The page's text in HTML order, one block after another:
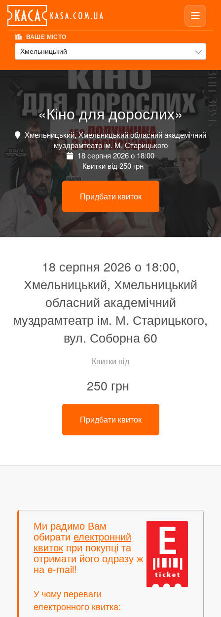
ВАШЕ МІСТО
Хмельницький
«Кіно для дорослих»
Хмельницький, Хмельницький обласний академічний
муздрамтеатр ім. М. Старицького
18 серпня 2026 о 18:00
Квитки від 250 грн
Придбати квиток
18 серпня 2026 о 18:00,
Хмельницький, Хмельницький
обласний академічний
муздрамтеатр ім. М. Старицького,
вул. Соборна 60
Квитки від
250 грн
Придбати квиток
Ми радимо Вам
обирати електронний
квиток при покупці та
отримати його одразу ж
на e-mail!
У чому переваги
електронного квитка: